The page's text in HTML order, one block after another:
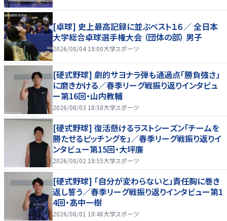
[卓球] 史上最高記録に並ぶベスト１６／ 全日本
大学総合卓球選手権大会 （団体の部） 男子
2026/08/04 18:00大学スポーツ
[硬式野球] 劇的サヨナラ弾も通過点「勝負強さ」
に磨きかける／春季リーグ戦振り返りインタビュ
ー第16回・山内教輔
2026/08/03 18:58大学スポーツ
[硬式野球] 復活懸けるラストシーズン「チームを
勝たせるピッチングを」／春季リーグ戦振り返りイ
ンタビュー第15回・大坪廉
2026/08/02 18:55大学スポーツ
[硬式野球] 「自分が変わらないと」責任胸に巻き
返し誓う／春季リーグ戦振り返りインタビュー第1
4回・髙中一樹
2026/08/01 18:48大学スポーツ